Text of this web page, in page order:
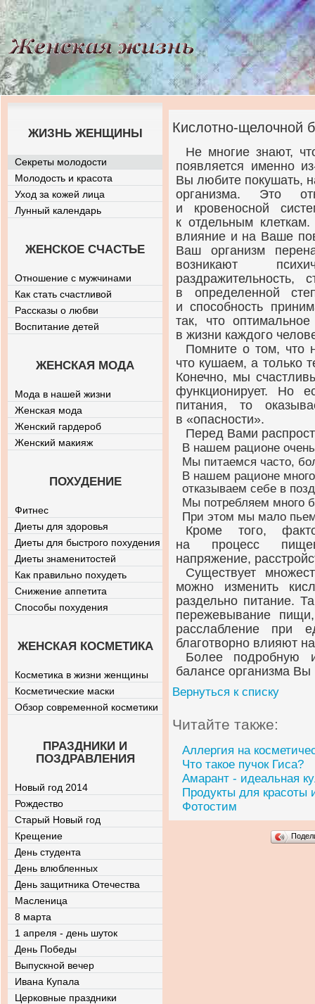
Кислотно-щелочной
Не многие знают,
появляется именно
Вы любите покушать,
организма. Это
и кровеносной
к отдельным
влияние и на Ваше
Ваш организм
возникают
в определенной
и способность
так, что
в жизни каждого
Помните о том, что
что кушаем, а только
Конечно, мы
функционирует. Но
питания, то
в «опасности».
Перед Вами
В нашем рационе
Мы питаемся часто,
В нашем рационе
отказываем себе в
Мы потребляем много
При этом мы мало
Кроме того,
на процесс
напряжение,
Существует
можно изменить
раздельно питание.
пережевывание
расслабление
благотворно влияют
Более
балансе организма
Вернуться к списку
Читайте также:
Аллергия на
Что такое пучок Гиса?
Амарант - идеальная
Продукты для красоты
Фотостим
ЖИЗНЬ ЖЕНЩИНЫ
Секреты молодости
Молодость и красота
Уход за кожей лица
Лунный календарь
ЖЕНСКОЕ СЧАСТЬЕ
Отношение с мужчинами
Как стать счастливой
Рассказы о любви
Воспитание детей
ЖЕНСКАЯ МОДА
Мода в нашей жизни
Женская мода
Женский гардероб
Женский макияж
ПОХУДЕНИЕ
Фитнес
Диеты для здоровья
Диеты для быстрого похудения
Диеты знаменитостей
Как правильно похудеть
Снижение аппетита
Способы похудения
ЖЕНСКАЯ КОСМЕТИКА
Косметика в жизни женщины
Косметические маски
Обзор современной косметики
ПРАЗДНИКИ И
ПОЗДРАВЛЕНИЯ
Новый год 2014
Рождество
Старый Новый год
Крещение
День студента
День влюбленных
День защитника Отечества
Масленица
8 марта
1 апреля - день шуток
День Победы
Выпускной вечер
Ивана Купала
Церковные праздники